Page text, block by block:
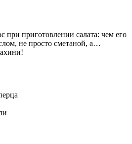
при приготовлении салата: чем его
не просто сметаной, а…